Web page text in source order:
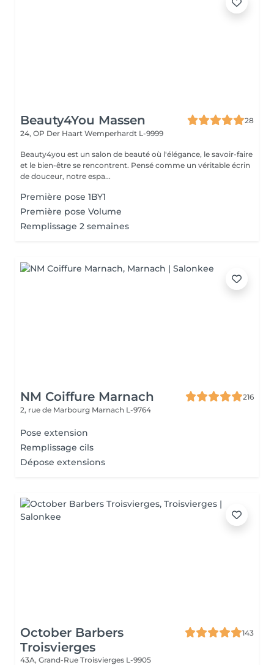
Beauty4You Massen
28
24, OP Der Haart Wemperhardt L-9999
Beauty4you est un salon de beauté où l'élégance, le savoir-faire
et le bien-être se rencontrent. Pensé comme un véritable écrin
de douceur, notre espa...
Première pose 1BY1
Première pose Volume
Remplissage 2 semaines
NM Coiffure Marnach
216
2, rue de Marbourg Marnach L-9764
Pose extension
Remplissage cils
Dépose extensions
October Barbers
Troisvierges
143
43A, Grand-Rue Troisvierges L-9905